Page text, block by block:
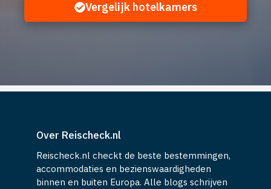
Vergelijk hotelkamers
Over Reischeck.nl
Reischeck.nl checkt de beste bestemmingen,
accommodaties en bezienswaardigheden
binnen en buiten Europa. Alle blogs schrijven